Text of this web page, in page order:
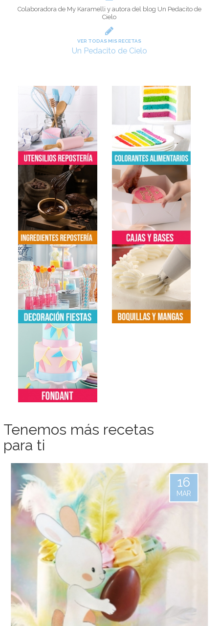
Colaboradora de My Karamelli y autora del blog Un Pedacito de
Cielo
VER TODAS MIS RECETAS
Un Pedacito de Cielo
Tenemos más recetas
para ti
16
MAR